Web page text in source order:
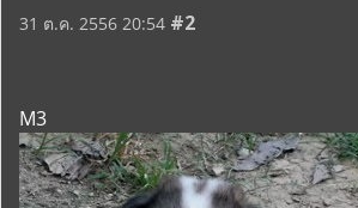
31 ต.ค. 2556 20:54 #2
M3